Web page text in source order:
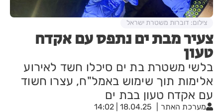
צעיר מבת ים נתפס עם אקדח
טעון
בלשי משטרת בת ים סיכלו חשד לאירוע
אלימות תוך שימוש באמל"ח, עצרו חשוד
עם אקדח טעון בבת ים
מערכת האתר 18.04.25 | 14:02
צילום: דוברות משטרת ישראל